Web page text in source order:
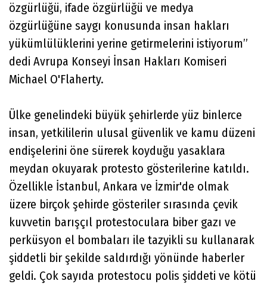
özgürlüğü, ifade özgürlüğü ve medya
özgürlüğüne saygı konusunda insan hakları
yükümlülüklerini yerine getirmelerini istiyorum”
dedi Avrupa Konseyi İnsan Hakları Komiseri
Michael O'Flaherty.
Ülke genelindeki büyük şehirlerde yüz binlerce
insan, yetkililerin ulusal güvenlik ve kamu düzeni
endişelerini öne sürerek koyduğu yasaklara
meydan okuyarak protesto gösterilerine katıldı.
Özellikle İstanbul, Ankara ve İzmir'de olmak
üzere birçok şehirde gösteriler sırasında çevik
kuvvetin barışçıl protestoculara biber gazı ve
perküsyon el bombaları ile tazyikli su kullanarak
şiddetli bir şekilde saldırdığı yönünde haberler
geldi. Çok sayıda protestocu polis şiddeti ve kötü